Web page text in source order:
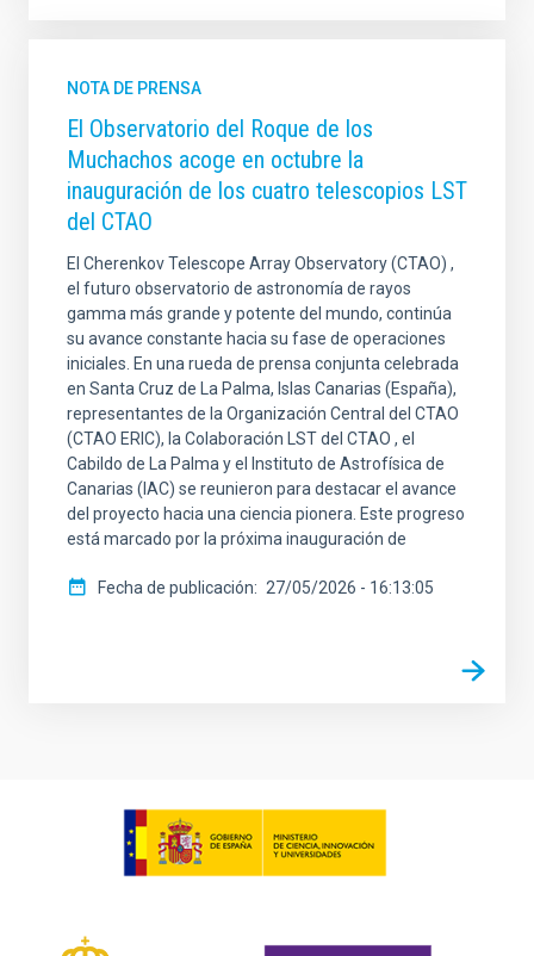
NOTA DE PRENSA
El Observatorio del Roque de los
Muchachos acoge en octubre la
inauguración de los cuatro telescopios LST
del CTAO
El Cherenkov Telescope Array Observatory (CTAO) ,
el futuro observatorio de astronomía de rayos
gamma más grande y potente del mundo, continúa
su avance constante hacia su fase de operaciones
iniciales. En una rueda de prensa conjunta celebrada
en Santa Cruz de La Palma, Islas Canarias (España),
representantes de la Organización Central del CTAO
(CTAO ERIC), la Colaboración LST del CTAO , el
Cabildo de La Palma y el Instituto de Astrofísica de
Canarias (IAC) se reunieron para destacar el avance
del proyecto hacia una ciencia pionera. Este progreso
está marcado por la próxima inauguración de
Fecha de publicación 27/05/2026 - 16:13:05